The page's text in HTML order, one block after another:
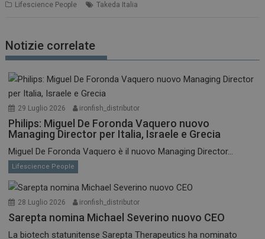
Lifescience People Takeda Italia
Notizie correlate
29 Luglio 2026 ironfish_distributor
Philips: Miguel De Foronda Vaquero nuovo
Managing Director per Italia, Israele e Grecia
Miguel De Foronda Vaquero è il nuovo Managing Director...
Lifescience People
28 Luglio 2026 ironfish_distributor
Sarepta nomina Michael Severino nuovo CEO
La biotech statunitense Sarepta Therapeutics ha nominato